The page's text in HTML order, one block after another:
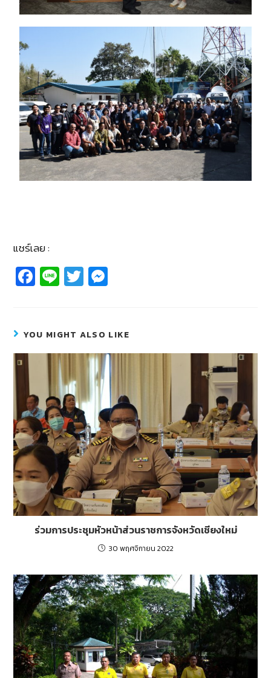
แชร์เลย :
Fa
c
b
o
k
Li
n
T
wi
er e
n
g
er
YOU MIGHT ALSO LIKE
ร่วมการประชุมหัวหน้าส่วนราชการจังหวัดเชียงใหม่
30 พฤศจิกายน 2022